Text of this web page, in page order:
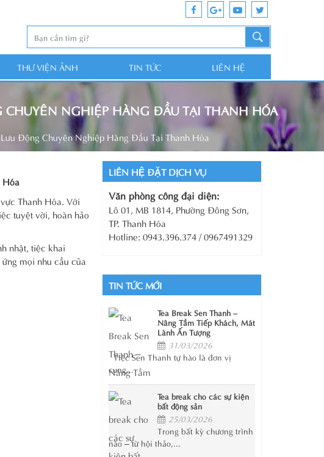
THƯ VIỆN ẢNH TIN TỨC LIÊN HỆ
CHUYÊN NGHIỆP HÀNG ĐẦU TẠI THANH HÓA
Động Chuyên Nghiệp Hàng Đầu Tại Thanh Hóa
Hóa
Thanh Hóa. Với
tuyệt vời, hoàn hảo
nhật, tiệc khai
mọi nhu cầu của
LIÊN HỆ ĐẶT DỊCH VỤ
Văn phòng công đại diện:
Lô 01, MB 1814, Phường Đông Sơn,
TP. Thanh Hóa
Hotline: 0943.396.374 / 0967491329
TIN TỨC MỚI
Tea Break Sen Thanh –
Nâng Tầm Tiếp Khách, Mát
Lành Ấn Tượng
31/03/2026
Tiệc Sen Thanh tự hào là đơn vị
cung...
Tea break cho các sự kiện
bất động sản
25/03/2026
Trong bất kỳ chương trình
nào – từ hội thảo,...